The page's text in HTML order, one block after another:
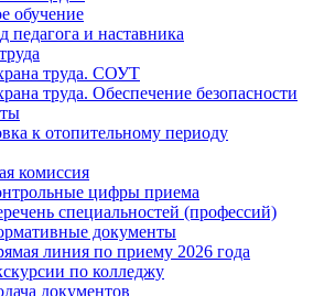
обучение
педагога и наставника
труда. СОУТ
труда. Обеспечение безопасности
к отопительному периоду
комиссия
цифры приема
специальностей (профессий)
документы
линия по приему 2026 года
по колледжу
документов